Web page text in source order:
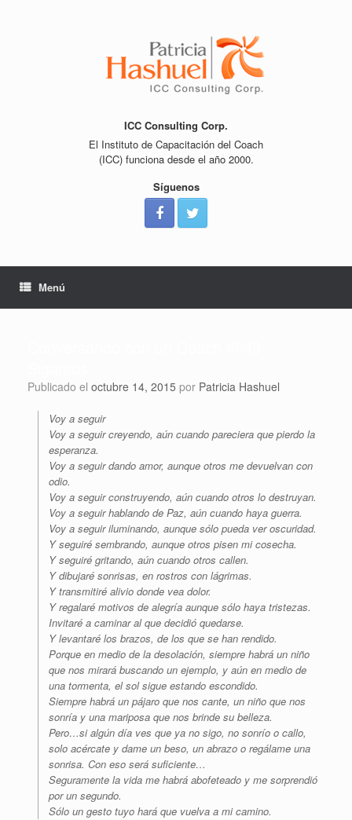
ICC Consulting Corp.
El Instituto de Capacitación del Coach
(ICC) funciona desde el año 2000.
Síguenos
Menú
Publicado el octubre 14, 2015 por Patricia Hashuel
Voy a seguir
Voy a seguir creyendo, aún cuando pareciera que pierdo la
esperanza.
Voy a seguir dando amor, aunque otros me devuelvan con
odio.
Voy a seguir construyendo, aún cuando otros lo destruyan.
Voy a seguir hablando de Paz, aún cuando haya guerra.
Voy a seguir iluminando, aunque sólo pueda ver oscuridad.
Y seguiré sembrando, aunque otros pisen mi cosecha.
Y seguiré gritando, aún cuando otros callen.
Y dibujaré sonrisas, en rostros con lágrimas.
Y transmitiré alivio donde vea dolor.
Y regalaré motivos de alegría aunque sólo haya tristezas.
Invitaré a caminar al que decidió quedarse.
Y levantaré los brazos, de los que se han rendido.
Porque en medio de la desolación, siempre habrá un niño
que nos mirará buscando un ejemplo, y aún en medio de
una tormenta, el sol sigue estando escondido.
Siempre habrá un pájaro que nos cante, un niño que nos
sonría y una mariposa que nos brinde su belleza.
Pero…si algún día ves que ya no sigo, no sonrío o callo,
solo acércate y dame un beso, un abrazo o regálame una
sonrisa. Con eso será suficiente…
Seguramente la vida me habrá abofeteado y me sorprendió
por un segundo.
Sólo un gesto tuyo hará que vuelva a mi camino.